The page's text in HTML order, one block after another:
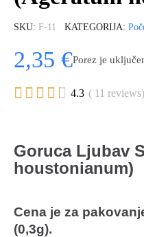
SKU F-11 KATEGORIJA
2,35 €Porez je
     4.3 ( 11 reviews)
Goruca Ljubav
houstonianum)
Cena je za
(0,3g).